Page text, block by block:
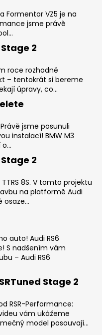
Formentor VZ5 je na
jsme právě
Stage 2
roce rozhodně
– tentokrát si bereme
úpravy, co...
jsme posunuli
instalací! BMW M3
Stage 2
8S. V tomto projektu
na platformě Audi
osaze...
auto! Audi RS6
S nadšením vám
– Audi RS6
Stage 2
RSR-Performance:
vám ukážeme
model posouvají...